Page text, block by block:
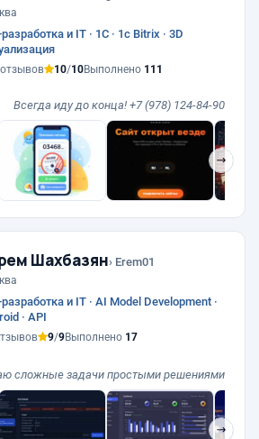
и IT · 1С · 1с Bitrix · 3D
отзывов 10/10Выполнено 111
Всегда иду до конца! +7 (978) 124-84-90
❯
Шахбазян› Erem01
и IT · AI Model Development ·
· API
9/9Выполнено 17
сложные задачи простыми решениями
❯